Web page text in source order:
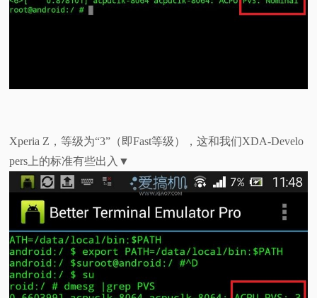
Xperia Z，等级为“3”（即Fast等级），这和我们XDA-Develo
pers上的标准有些出入▼